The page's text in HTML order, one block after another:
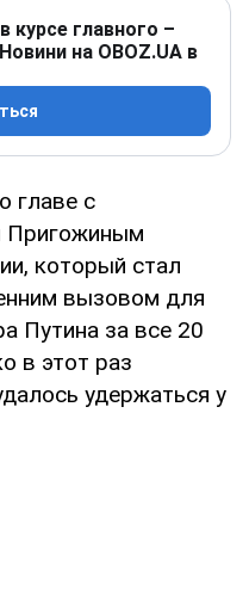
курсе главного –
на OBOZ.UA в
главе с
Пригожиным
который стал
вызовом для
Путина за все 20
в этот раз
удержаться у